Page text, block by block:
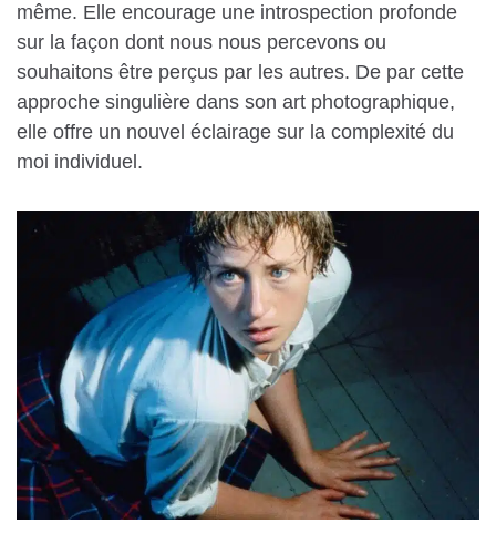
même. Elle encourage une introspection profonde
sur la façon dont nous nous percevons ou
souhaitons être perçus par les autres. De par cette
approche singulière dans son art photographique,
elle offre un nouvel éclairage sur la complexité du
moi individuel.